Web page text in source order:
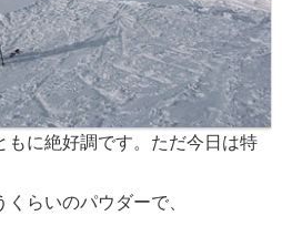
もに絶好調です。ただ今日は特
らいのパウダーで、